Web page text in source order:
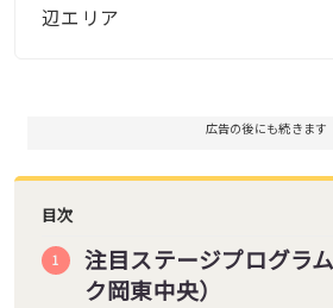
辺エリア
広告の後にも続きます
目次
注目ステージプログラ
ク岡東中央）